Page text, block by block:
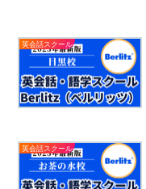
英会話スクール
英会話スクール